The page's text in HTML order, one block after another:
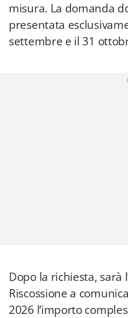
misura. La domanda
presentata
settembre e il 31
Dopo la richiesta, sarà
Riscossione a
2026 l’importo